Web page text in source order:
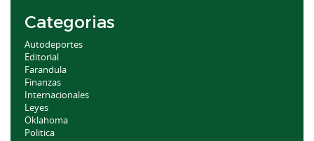
Categorias
Autodeportes
Editorial
Farandula
Finanzas
Internacionales
Leyes
Oklahoma
Politica